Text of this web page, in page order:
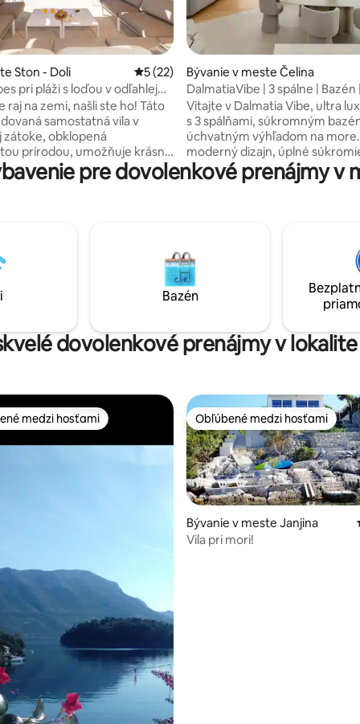
5 z 5, počet hodnotení: 62
Ston - Doli Priemerné ohodnotenie 5 z 5, počet
5 (22)
pri pláži s loďou v odľahlej
raj na zemi, našli ste ho! Táto
samostatná vila v
zátoke, obklopená
prírodou, umožňuje krásnu
S vlastným bazénom a
vírivkou, priamo nad
bocce, stolom na stolný
trampolínou, malou
vás očarí fantastickou
a úplným tichom
Bývanie v meste Čelina
DalmatiaVibe | 3 spálne | Bazén
Vitajte v Dalmatia Vibe, ultra
s 3 spálňami, súkromným
úchvatným výhľadom na more. Užite si
moderný dizajn, úplné
pohodlie s otvoreným obytným
priestorom, plne vybavenou
alebo priateľov len pár minút od
reštaurácií. Uvoľnite sa, načerpajte nové
sily a nechajte sa unášať krásou
Jadranského mora.
pre dovolenkové prenájmy v
Bazén
dovolenkové prenájmy v
z 5, počet hodnotení: 74
medzi hosťami
medzi hosťami Obľúbené medzi hosťami
Obľúbené medzi hosťami
Bývanie v meste Janjina
Vila pri mori!